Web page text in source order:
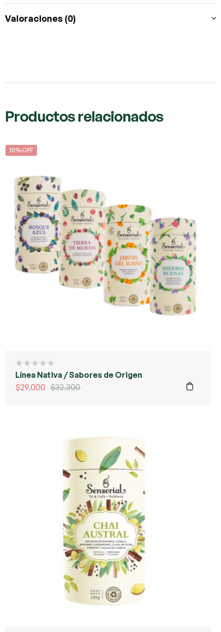
Valoraciones (0)
Productos relacionados
10%OFF
Línea Nativa / Sabores de Origen
$32.300
$29.000